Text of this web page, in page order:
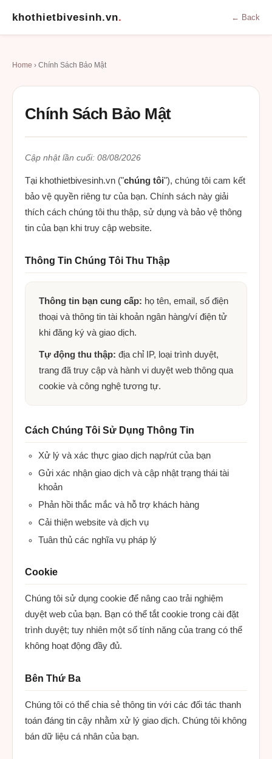
khothietbivesinh.vn. ← Back
Home › Chính Sách Bảo Mật
Chính Sách Bảo Mật
Cập nhật lần cuối: 08/08/2026
Tại khothietbivesinh.vn ("chúng tôi"), chúng tôi cam kết
bảo vệ quyền riêng tư của bạn. Chính sách này giải
thích cách chúng tôi thu thập, sử dụng và bảo vệ thông
tin của bạn khi truy cập website.
Thông Tin Chúng Tôi Thu Thập
Thông tin bạn cung cấp: họ tên, email, số điện
thoại và thông tin tài khoản ngân hàng/ví điện tử
khi đăng ký và giao dịch.
Tự động thu thập: địa chỉ IP, loại trình duyệt,
trang đã truy cập và hành vi duyệt web thông qua
cookie và công nghệ tương tự.
Cách Chúng Tôi Sử Dụng Thông Tin
Xử lý và xác thực giao dịch nạp/rút của bạn
Gửi xác nhận giao dịch và cập nhật trạng thái tài
khoản
Phản hồi thắc mắc và hỗ trợ khách hàng
Cải thiện website và dịch vụ
Tuân thủ các nghĩa vụ pháp lý
Cookie
Chúng tôi sử dụng cookie để nâng cao trải nghiệm
duyệt web của bạn. Bạn có thể tắt cookie trong cài đặt
trình duyệt; tuy nhiên một số tính năng của trang có thể
không hoạt động đầy đủ.
Bên Thứ Ba
Chúng tôi có thể chia sẻ thông tin với các đối tác thanh
toán đáng tin cậy nhằm xử lý giao dịch. Chúng tôi không
bán dữ liệu cá nhân của bạn.